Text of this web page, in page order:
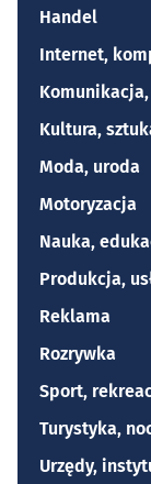
Handel
Internet,
Kultura,
Moda, uroda
Motoryzacja
Nauka,
Produkcja,
Reklama
Rozrywka
Sport,
Turystyka,
Urzędy,